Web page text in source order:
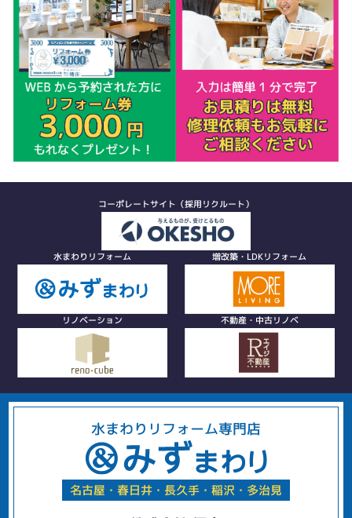
コーポレートサイト（採用リクルート）
水まわりリフォーム 増改築・LDKリフォーム
リノベーション 不動産・中古リノベ
水まわりリフォーム専門店
名古屋・春日井・長久手・稲沢・多治見